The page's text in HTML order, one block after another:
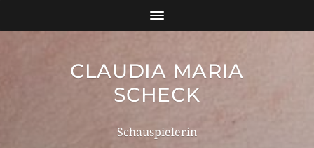
CLAUDIA MARIA
SCHECK
Schauspielerin